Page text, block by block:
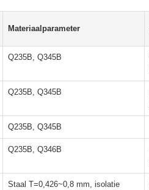
Materiaalparameter
Q235B, Q345B
Q235B, Q345B
Q235B, Q345B
Q235B, Q346B
Staal T=0,426~0,8 mm, isolatie